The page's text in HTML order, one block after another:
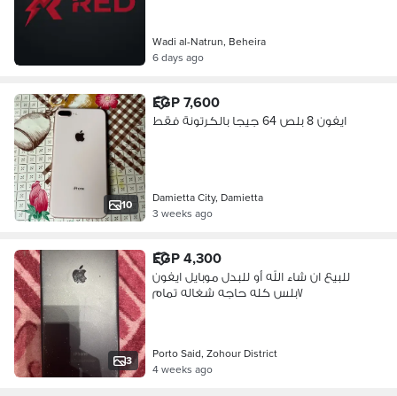
Wadi al-Natrun, Beheira
6 days ago
10
EGP 7,600
ايفون 8 بلص 64 جيجا بالكرتونة فقط
Damietta City, Damietta
3 weeks ago
3
EGP 4,300
للبيع ان شاء الله أو للبدل موبايل ايفون
٧بلس كله حاجه شغاله تمام
Porto Said, Zohour District
4 weeks ago